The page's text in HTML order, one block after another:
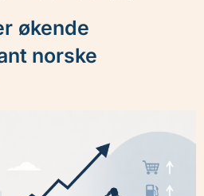
økende
norske